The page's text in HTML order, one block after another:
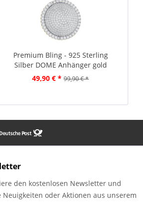
Premium Bling - 925 Sterling
Silber DOME Anhänger gold
49,90 € * 99,90 € *
den kostenlosen Newsletter und
Neuigkeiten oder Aktionen aus unserem